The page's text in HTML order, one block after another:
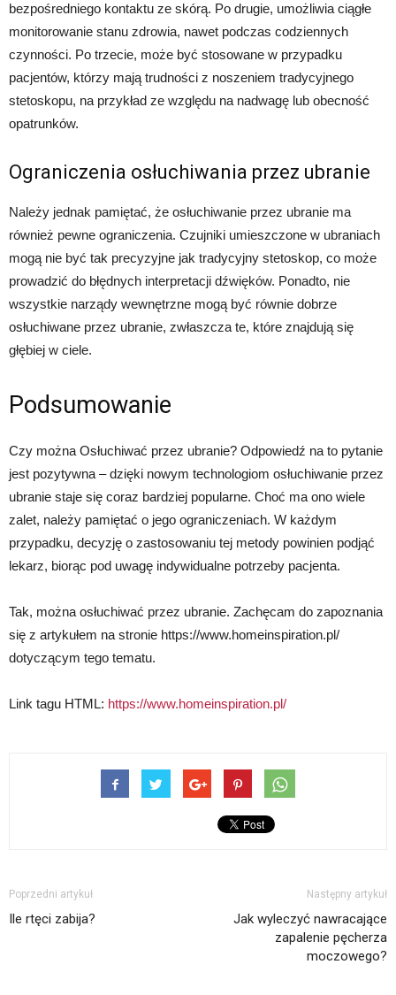
bezpośredniego kontaktu ze skórą. Po drugie, umożliwia ciągłe
monitorowanie stanu zdrowia, nawet podczas codziennych
czynności. Po trzecie, może być stosowane w przypadku
pacjentów, którzy mają trudności z noszeniem tradycyjnego
stetoskopu, na przykład ze względu na nadwagę lub obecność
opatrunków.
Ograniczenia osłuchiwania przez ubranie
Należy jednak pamiętać, że osłuchiwanie przez ubranie ma
również pewne ograniczenia. Czujniki umieszczone w ubraniach
mogą nie być tak precyzyjne jak tradycyjny stetoskop, co może
prowadzić do błędnych interpretacji dźwięków. Ponadto, nie
wszystkie narządy wewnętrzne mogą być równie dobrze
osłuchiwane przez ubranie, zwłaszcza te, które znajdują się
głębiej w ciele.
Podsumowanie
Czy można Osłuchiwać przez ubranie? Odpowiedź na to pytanie
jest pozytywna – dzięki nowym technologiom osłuchiwanie przez
ubranie staje się coraz bardziej popularne. Choć ma ono wiele
zalet, należy pamiętać o jego ograniczeniach. W każdym
przypadku, decyzję o zastosowaniu tej metody powinien podjąć
lekarz, biorąc pod uwagę indywidualne potrzeby pacjenta.
Tak, można osłuchiwać przez ubranie. Zachęcam do zapoznania
się z artykułem na stronie https://www.homeinspiration.pl/
dotyczącym tego tematu.
Link tagu HTML: https://www.homeinspiration.pl/
Poprzedni artykuł
Ile rtęci zabija?
Następny artykuł
Jak wyleczyć nawracające
zapalenie pęcherza
moczowego?